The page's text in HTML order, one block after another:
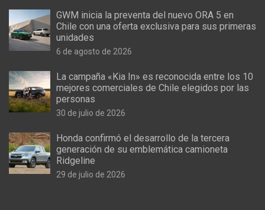
GWM inicia la preventa del nuevo ORA 5 en
Chile con una oferta exclusiva para sus primeras
unidades
6 de agosto de 2026
La campaña «Kia In» es reconocida entre los 10
mejores comerciales de Chile elegidos por las
personas
30 de julio de 2026
Honda confirmó el desarrollo de la tercera
generación de su emblemática camioneta
Ridgeline
29 de julio de 2026